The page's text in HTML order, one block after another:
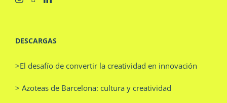
DESCARGAS
>El desafío de convertir la creatividad en innovación
> Azoteas de Barcelona: cultura y creatividad